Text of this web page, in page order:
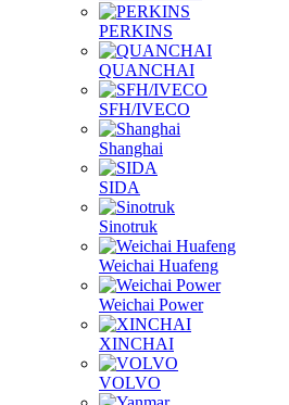
Mercedes benz
PERKINS
QUANCHAI
SFH/IVECO
Shanghai
SIDA
Sinotruk
Weichai Huafeng
Weichai Power
XINCHAI